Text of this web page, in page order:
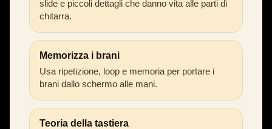
slide e piccoli dettagli che danno vita alle parti di
chitarra.
Memorizza i brani
Usa ripetizione, loop e memoria per portare i
brani dallo schermo alle mani.
Teoria della tastiera